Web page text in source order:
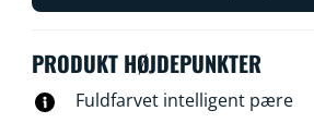
PRODUKT HØJDEPUNKTER
Fuldfarvet intelligent pære